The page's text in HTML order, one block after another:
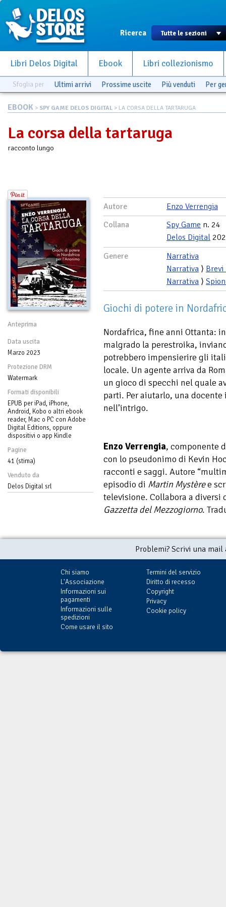
Ricerca
Libri Delos Digital Ebook Libri collezionismo
Sfoglia per Ultimi arrivi Prossime uscite Più venduti Per
EBOOK > SPY GAME DELOS DIGITAL > LA CORSA DELLA TARTARUGA
La corsa della tartaruga
racconto lungo
Anteprima
Data uscita
Marzo 2023
Protezione DRM
Watermark
Formati disponibili
EPUB per iPad, iPhone,
Android, Kobo o altri ebook
reader, Mac o PC con Adobe
Digital Editions, oppure
dispositivi o app Kindle
Pagine
41 (stima)
Venduto da
Delos Digital srl
Autore
Enzo Verrengia
Collana
Spy Game n. 24
Delos Digital
Genere
Narrativa
Narrativa ⟩ Brevi
Narrativa ⟩
Giochi di potere in
Nordafrica, fine anni Ottanta:
malgrado la perestroika,
potrebbero impensierire gli
locale. Un agente arriva da
un gioco di specchi nel quale
parti. Per aiutarlo, una
nell’intrigo.
Enzo Verrengia, componente
con lo pseudonimo di Kevin
racconti e saggi. Autore
episodio di Martin Mystèree
televisione. Collabora a
Gazzetta del Mezzogiorno.
Problemi? Scrivi una
Chi siamo
L'Associazione
Informazioni sui
pagamenti
Informazioni sulle
spedizioni
Come usare il sito
Termini del servizio
Diritto di recesso
Copyright
Privacy
Cookie policy